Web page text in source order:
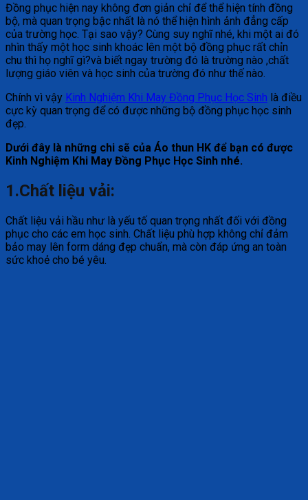
Đồng phục hiện nay không đơn giản chỉ để thể hiện tính đồng
bộ, mà quan trọng bậc nhất là nó thể hiện hình ảnh đẳng cấp
của trường học. Tại sao vậy? Cùng suy nghĩ nhé, khi một ai đó
nhìn thấy một học sinh khoác lên một bộ đồng phục rất chỉn
chu thì họ nghĩ gì?và biết ngay trường đó là trường nào ,chất
lượng giáo viên và học sinh của trường đó như thế nào.
Chính vì vậy Kinh Nghiệm Khi May Đồng Phục Học Sinh là điều
cực kỳ quan trọng để có được những bộ đồng phục học sinh
đẹp.
Dưới đây là những chi sẽ của Áo thun HK để bạn có được
Kinh Nghiệm Khi May Đồng Phục Học Sinh nhé.
1.Chất liệu vải:
Chất liệu vải hầu như là yếu tố quan trọng nhất đối với đồng
phục cho các em học sinh. Chất liệu phù hợp không chỉ đảm
bảo may lên form dáng đẹp chuẩn, mà còn đáp ứng an toàn
sức khoẻ cho bé yêu.